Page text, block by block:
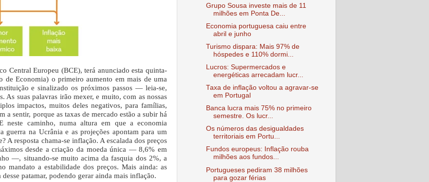
Central Europeu (BCE), terá anunciado esta quinta-
de Economia) o primeiro aumento em mais de uma
e sinalizado os próximos passos — leia-se,
As suas palavras irão mexer, e muito, com as nossas
impactos, muitos deles negativos, para famílias,
a sentir, porque as taxas de mercado estão a subir há
neste caminho, numa altura em que a economia
guerra na Ucrânia e as projeções apontam para um
A resposta chama-se inflação. A escalada dos preços
desde a criação da moeda única — 8,6% em
—, situando-se muito acima da fasquia dos 2%, a
mandato a estabilidade dos preços. Mais ainda: as
patamar, podendo gerar ainda mais inflação.
Grupo Sousa investe mais de 11
milhões em Ponta De...
Economia portuguesa caiu entre
abril e junho
Turismo dispara: Mais 97% de
hóspedes e 110% dormi...
Lucros: Supermercados e
energéticas arrecadam lucr...
Taxa de inflação voltou a agravar-se
em Portugal
Banca lucra mais 75% no primeiro
semestre. Os lucr...
Os números das desigualdades
territoriais em Portu...
Fundos europeus: Inflação rouba
milhões aos fundos...
Portugueses pediram 38 milhões
para gozar férias